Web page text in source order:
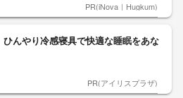
PR(iNova｜Hugkum)
ひんやり冷感寝具で快適な睡眠をあな
PR(アイリスプラザ)